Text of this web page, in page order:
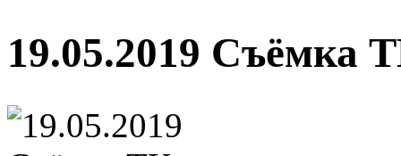
19.05.2019 Съёмка